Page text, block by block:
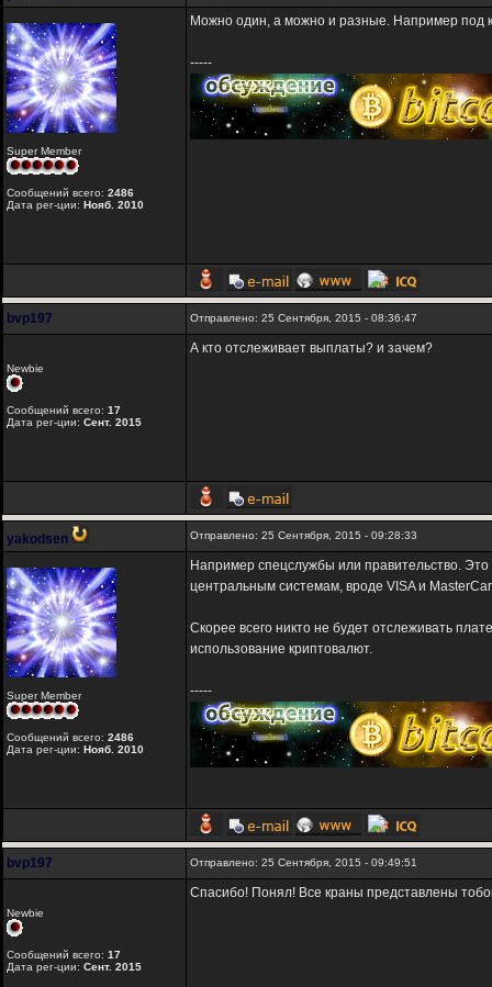
Super Member
Сообщений всего: 2486
Дата рег-ции: Нояб. 2010
Можно один, а можно и разные. Например под
-----
bvp197 Отправлено: 25 Сентября, 2015 - 08:36:47
Newbie
Сообщений всего: 17
Дата рег-ции: Сент. 2015
А кто отслеживает выплаты? и зачем?
yakodsen Отправлено: 25 Сентября, 2015 - 09:28:33
Super Member
Сообщений всего: 2486
Дата рег-ции: Нояб. 2010
Например спецслужбы или правительство.
центральным системам, вроде VISA и
Скорее всего никто не будет отслеживать
использование криптовалют.
-----
bvp197 Отправлено: 25 Сентября, 2015 - 09:49:51
Newbie
Сообщений всего: 17
Дата рег-ции: Сент. 2015
Спасибо! Понял! Все краны представлены